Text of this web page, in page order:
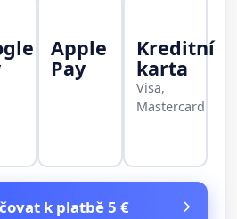
Apple
Pay
Kreditní
karta
Visa,
Mastercard
k platbě 5 €